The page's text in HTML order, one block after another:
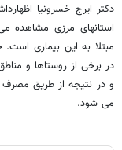
دکتر ایرج خسرونیا
استانهای مرزی مشاهده
مبتلا به این بیماری است.
در برخی از روستاها و
و در نتیجه از طریق مصرف
می شود.